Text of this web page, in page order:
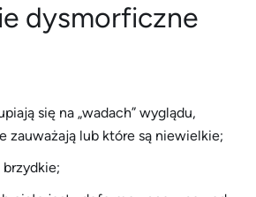
dysmorficzne
się na „wadach” wyglądu,
zauważają lub które są niewielkie;
brzydkie;